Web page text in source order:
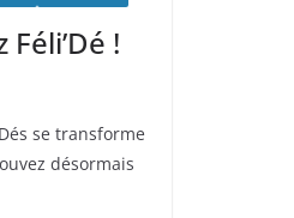
!
se transforme
désormais